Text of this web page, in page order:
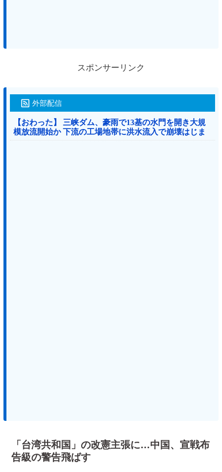
スポンサーリンク
外部配信
【おわった】 三峡ダム、豪雨で13基の水門を開き大規
模放流開始か 下流の工場地帯に洪水流入で崩壊はじま
る
「台湾共和国」の改憲主張に…中国、宣戦布
告級の警告飛ばす